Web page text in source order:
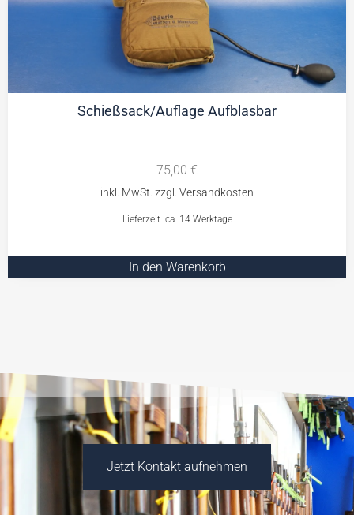
Schießsack/Auflage Aufblasbar
75,00 €
Lieferzeit: ca. 14 Werktage
In den Warenkorb
Jetzt Kontakt aufnehmen